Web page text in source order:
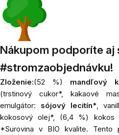
Nákupom podporíte aj
#stromzaobjednávku!
Zloženie:(52 %) mandľový
(trstinový cukor*, kakaové
emulgátor:
sójový lecitín* ,
kokosový olej*, (6,4 %) kokos
*Surovina v BIO kvalite. Tento